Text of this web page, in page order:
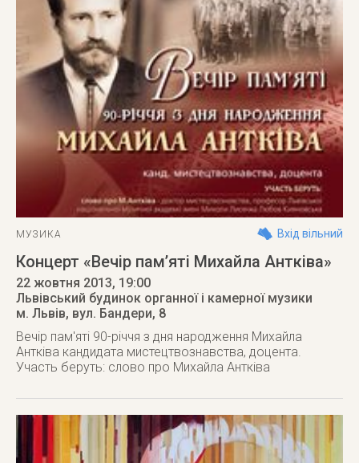
МУЗИКА Вхід вільний
Концерт «Вечір пам’яті Михайла Антківа»
22 жовтня 2013, 19:00
Львівський будинок органної і камерної музики
м. Львів, вул. Бандери, 8
Вечір пам'яті 90-річчя з дня народження Михайла
Антківа кандидата мистецтвознавства, доцента.
Участь беруть: слово про Михайла Антківа